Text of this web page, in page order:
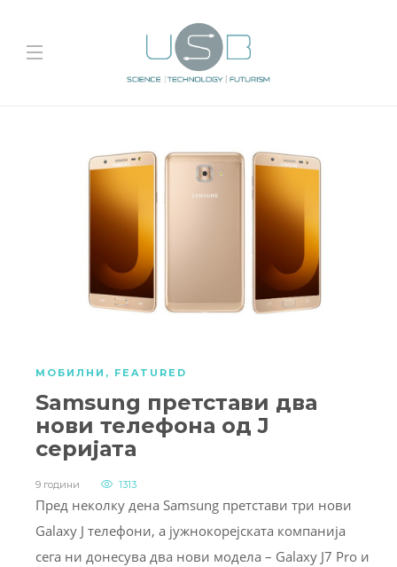
МОБИЛНИ , FEATURED
Samsung претстави два
нови телефона од J
серијата
9 години 1313
Пред неколку дена Samsung претстави три нови
Galaxy J телефони, а јужнокорејската компанија
сега ни донесува два нови модела – Galaxy J7 Pro и